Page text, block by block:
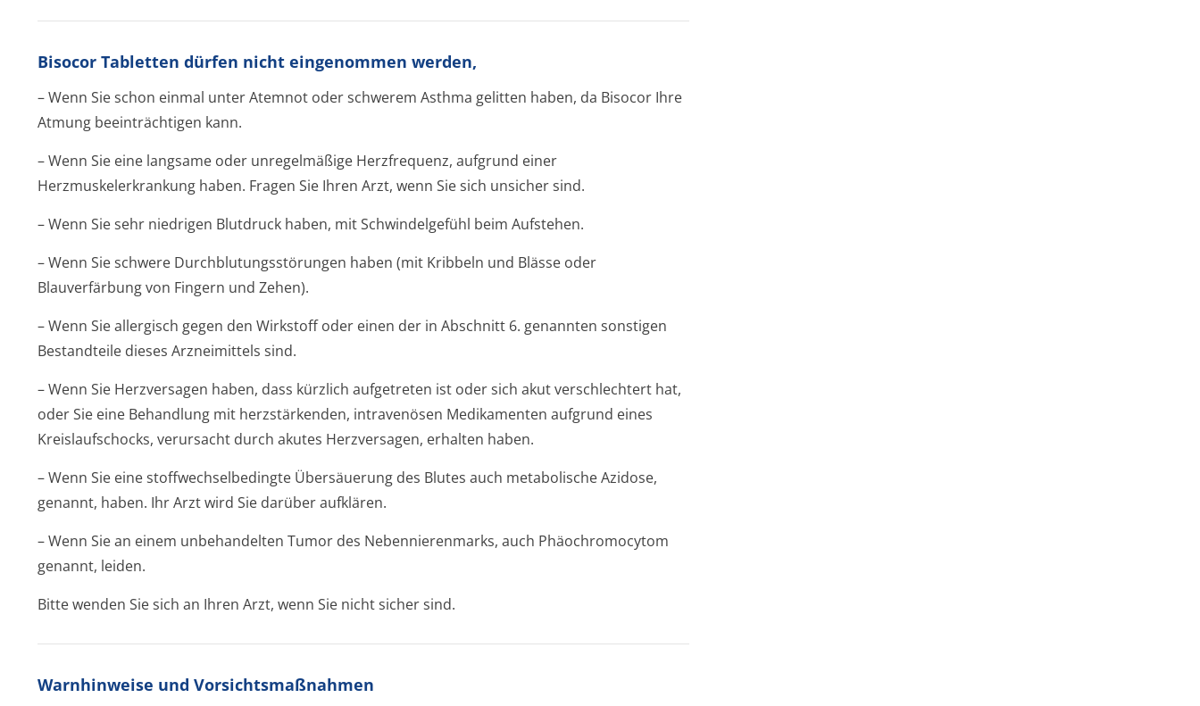
Bisocor Tabletten dürfen nicht eingenommen werden,
– Wenn Sie schon einmal unter Atemnot oder schwerem Asthma gelitten haben, da Bisocor Ihre
Atmung beeinträchtigen kan­n.
– Wenn Sie eine langsame oder unregelmäßige Herzfrequenz, aufgrund einer
Herzmuskelerkran­kung haben. Fragen Sie Ihren Arzt, wenn Sie sich unsicher sind.
– Wenn Sie sehr niedrigen Blutdruck haben, mit Schwindelgefühl beim Aufstehen.
– Wenn Sie schwere Durchblutungsstörun­gen haben (mit Kribbeln und Blässe oder
Blauverfärbung von Fingern und Zehen).
– Wenn Sie allergisch gegen den Wirkstoff oder einen der in Abschnitt 6. genannten sonstigen
Bestandteile dieses Arzneimittels sind.
– Wenn Sie Herzversagen haben, dass kürzlich aufgetreten ist oder sich akut verschlechtert hat,
oder Sie eine Behandlung mit herzstärkenden, intravenösen Medikamenten aufgrund eines
Kreislaufschocks, verursacht durch akutes Herzversagen, erhalten haben.
– Wenn Sie eine stoffwechselbe­dingte Übersäuerung des Blutes auch metabolische Azidose,
genannt, haben. Ihr Arzt wird Sie darüber aufklären.
– Wenn Sie an einem unbehandelten Tumor des Nebennierenmarks, auch Phäochromocytom
genannt, leiden.
Bitte wenden Sie sich an Ihren Arzt, wenn Sie nicht sicher sind.
Warnhinweise und Vorsichtsmaßnahmen